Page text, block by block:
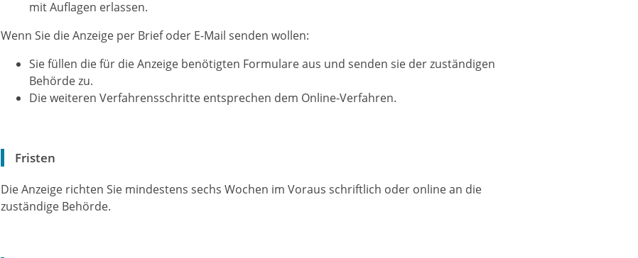
mit Auflagen erlassen.
Wenn Sie die Anzeige per Brief oder E-Mail senden wollen:
Sie füllen die für die Anzeige benötigten Formulare aus und senden sie derzuständigen
Behördezu.
Die weiteren Verfahrensschritte entsprechen dem Online-Verfahren.
Fristen
Die Anzeige richten Sie mindestens sechs Wochen im Voraus schriftlich oder online an die
zuständige Behörde.